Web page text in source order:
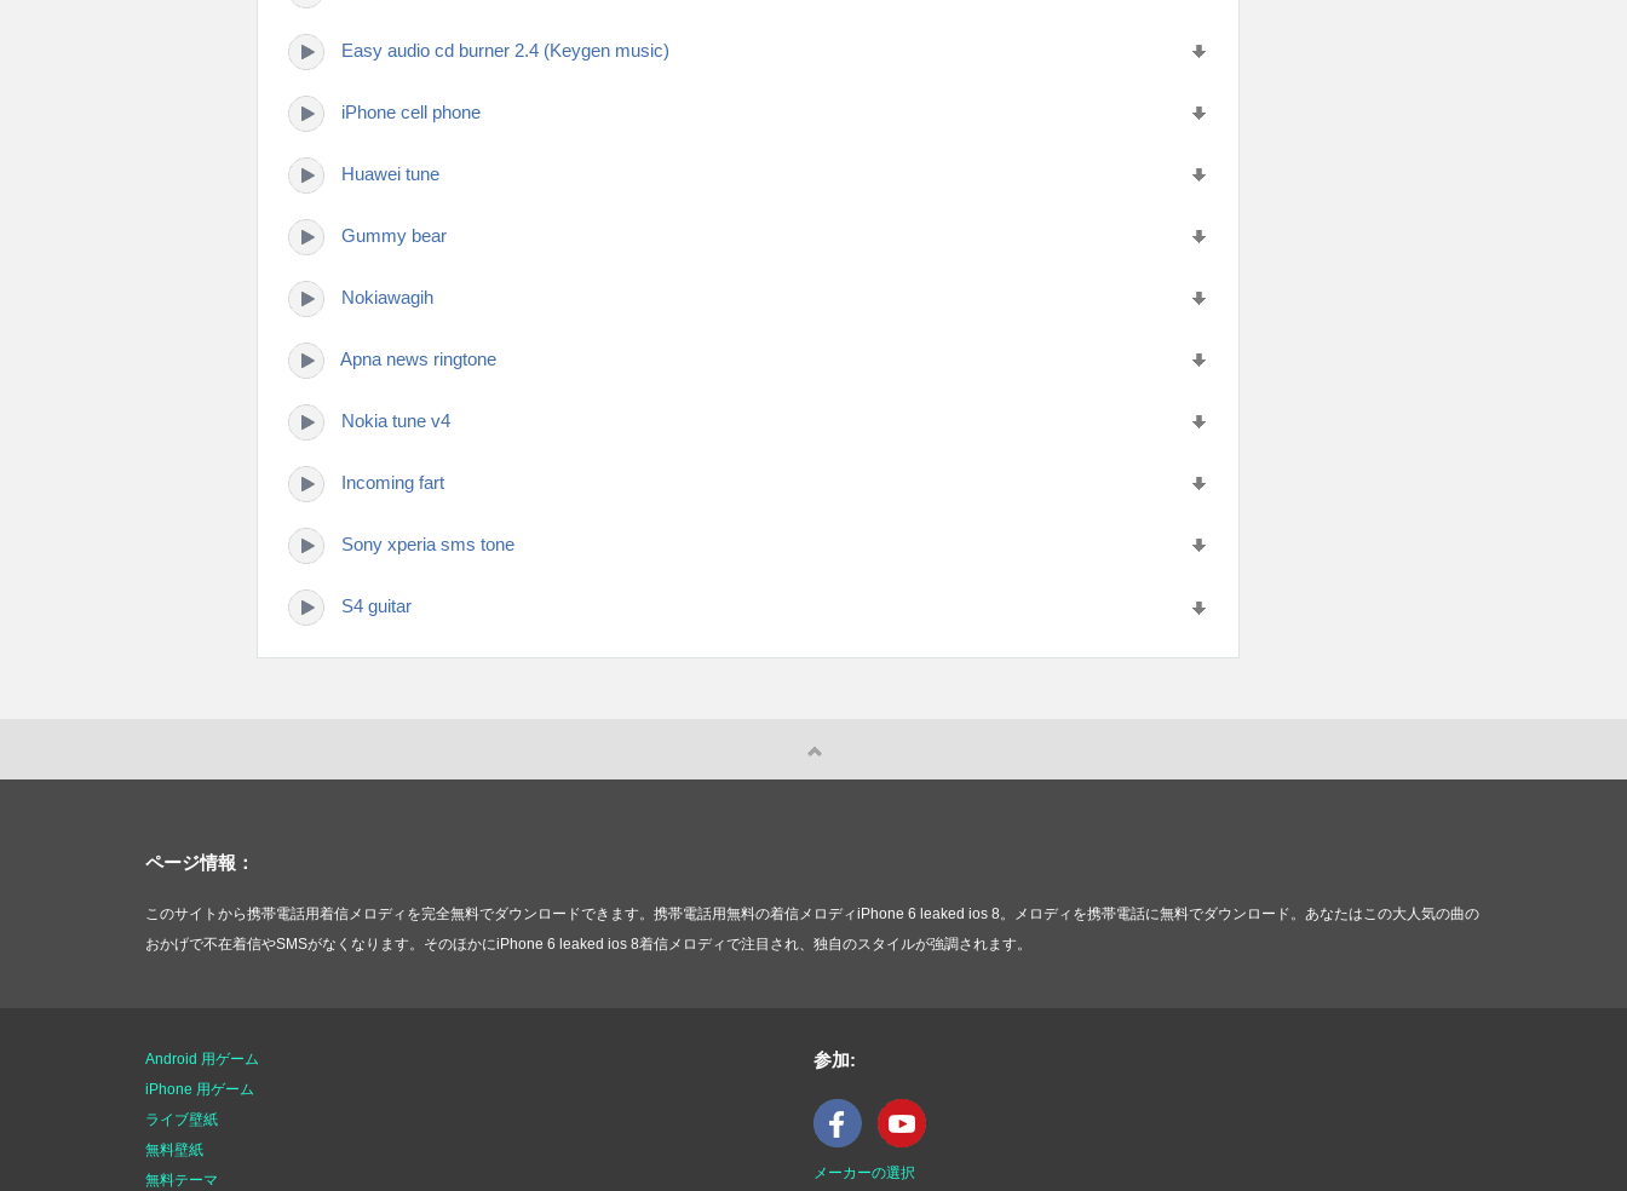
Easy audio cd burner 2.4 (Keygen music)
iPhone cell phone
Huawei tune
Gummy bear
Nokiawagih
Apna news ringtone
Nokia tune v4
Incoming fart
Sony xperia sms tone
S4 guitar
ページ情報：
このサイトから携帯電話用着信メロディを完全無料でダウンロードできます。携帯電話用無料の着信メロディiPhone 6 leaked ios 8。メロディを携帯電話に無料でダウンロード。あなたはこの大人気の曲の
おかげで不在着信やSMSがなくなります。そのほかにiPhone 6 leaked ios 8着信メロディで注目され、独自のスタイルが強調されます。
Android 用ゲーム
iPhone 用ゲーム
ライブ壁紙
無料壁紙
無料テーマ
参加:
メーカーの選択